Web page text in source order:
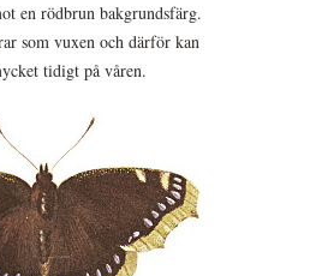
en rödbrun bakgrundsfärg.
som vuxen och därför kan
tidigt på våren.